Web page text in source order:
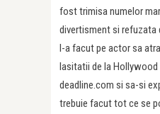
fost trimisa numelor
divertisment si refuzata
l-a facut pe actor sa
lasitatii de la
deadline.com si sa-si
trebuie facut tot ce se